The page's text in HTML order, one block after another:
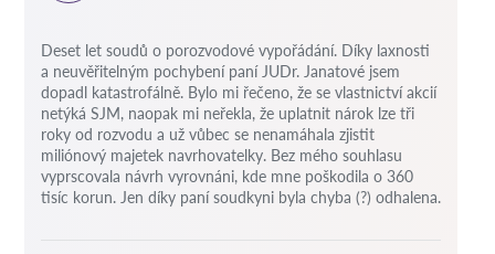
Deset let soudů o porozvodové vypořádání. Díky laxnosti
a neuvěřitelným pochybení paní JUDr. Janatové jsem
dopadl katastrofálně. Bylo mi řečeno, že se vlastnictví akcií
netýká SJM, naopak mi neřekla, že uplatnit nárok lze tři
roky od rozvodu a už vůbec se nenamáhala zjistit
miliónový majetek navrhovatelky. Bez mého souhlasu
vyprscovala návrh vyrovnáni, kde mne poškodila o 360
tisíc korun. Jen díky paní soudkyni byla chyba (?) odhalena.